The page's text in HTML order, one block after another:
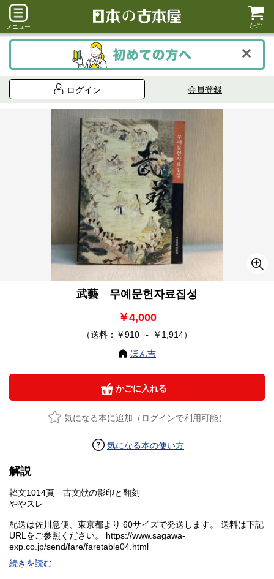
メニュー かご
ログイン 会員登録
武藝 무예문헌자료집성
￥4,000
（送料：￥910 ～ ￥1,914）
ほん吉
かごに入れる
気になる本に追加（ログインで利用可能）
気になる本の使い方
解説
韓文1014頁 古文献の影印と翻刻
ややスレ
配送は佐川急便、東京都より 60サイズで発送します。 送料は下記
URLをご参照ください。 https://www.sagawa-
exp.co.jp/send/fare/faretable04.html
続きを読む